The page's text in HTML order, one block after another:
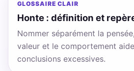
GLOSSAIRE CLAIR
Honte : définition et
Nommer séparément la
valeur et le comportement
conclusions excessives.